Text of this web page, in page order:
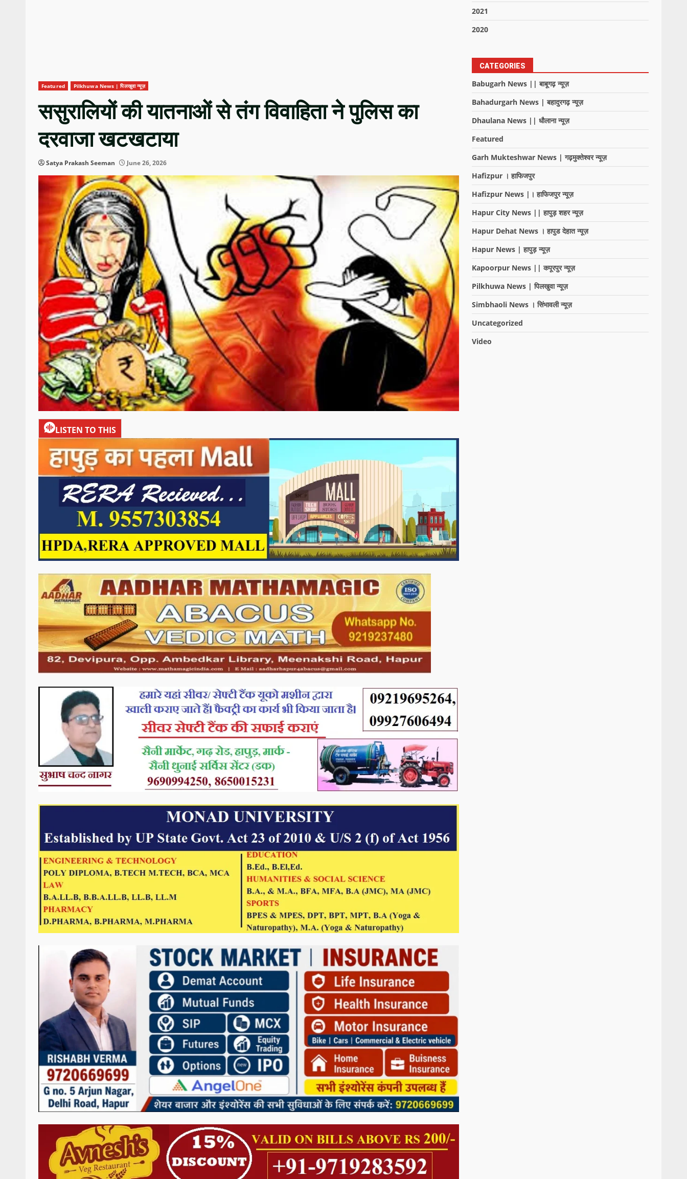
Featured Pilkhuwa News | पिलखुवा न्यूज़
ससुरालियों की यातनाओं से तंग विवाहिता ने पुलिस का
दरवाजा खटखटाया
Satya Prakash Seeman June 26, 2026
LISTEN TO THIS
2021
2020
CATEGORIES
Babugarh News || बाबूगढ़ न्यूज़
Bahadurgarh News | बहादुरगढ़ न्यूज़
Dhaulana News || धौलाना न्यूज़
Featured
Garh Mukteshwar News | गढ़मुक्तेश्वर न्यूज़
Hafizpur । हाफिजपुर
Hafizpur News |। हाफिजपुर न्यूज़
Hapur City News || हापुड़ शहर न्यूज़
Hapur Dehat News । हापुड देहात न्यूज़
Hapur News | हापुड़ न्यूज़
Kapoorpur News || कपूरपुर न्यूज़
Pilkhuwa News | पिलखुवा न्यूज़
Simbhaoli News । सिंभावली न्यूज़
Uncategorized
Video